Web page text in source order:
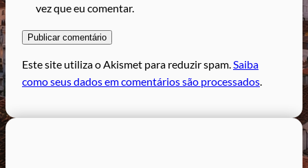
vez que eu comentar.
Este site utiliza o Akismet para reduzir spam.Saiba
como seus dados em comentários são processados.